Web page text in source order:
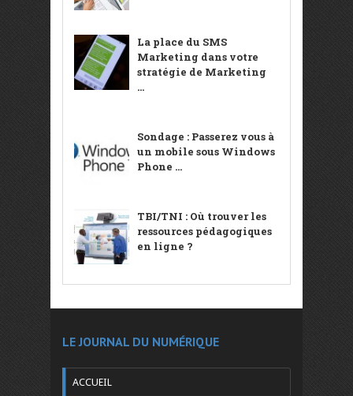
La place du SMS
Marketing dans votre
stratégie de Marketing
...
Sondage : Passerez vous à
un mobile sous Windows
Phone ...
TBI/TNI : Où trouver les
ressources pédagogiques
en ligne ?
LE JOURNAL DU NUMÉRIQUE
ACCUEIL